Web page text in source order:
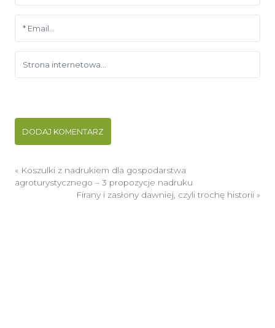
« Koszulki z nadrukiem dla gospodarstwa
agroturystycznego – 3 propozycje nadruku
Firany i zasłony dawniej, czyli trochę historii »